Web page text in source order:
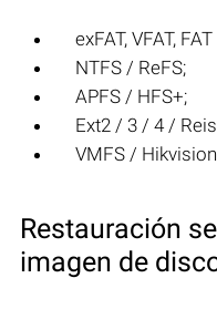
exFAT, VFAT,
NTFS / ReFS;
APFS / HFS+;
Ext2 / 3 / 4 /
VMFS /
Restauración
imagen de